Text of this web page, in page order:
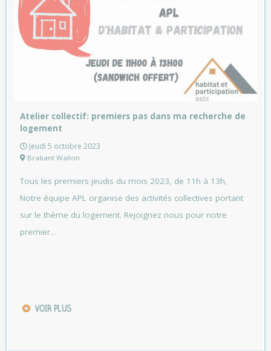
Atelier collectif: premiers pas dans ma recherche de
logement
Jeudi 5 octobre 2023
Brabant Wallon
Tous les premiers jeudis du mois 2023, de 11h à 13h,
Notre équipe APL organise des activités collectives portant
sur le thème du logement. Rejoignez nous pour notre
premier…
VOIR PLUS